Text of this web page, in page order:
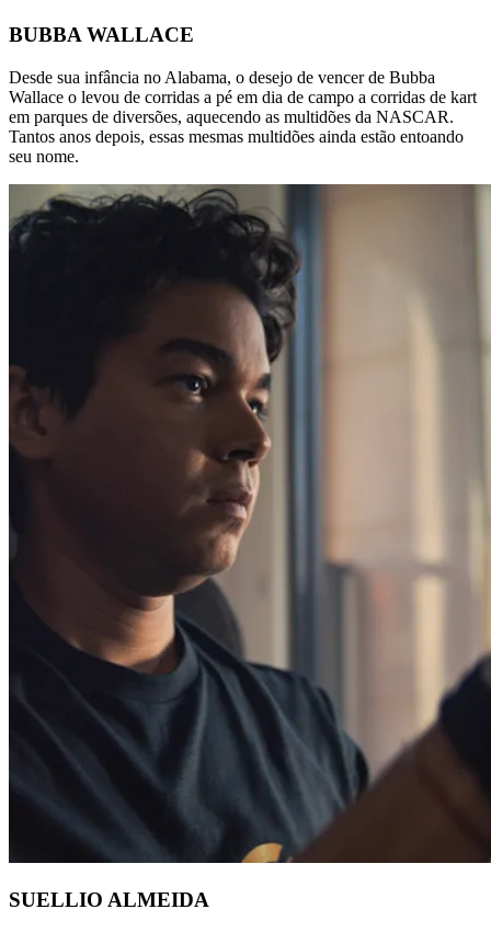
BUBBA WALLACE
Desde sua infância no Alabama, o desejo de vencer de Bubba
Wallace o levou de corridas a pé em dia de campo a corridas de kart
em parques de diversões, aquecendo as multidões da NASCAR.
Tantos anos depois, essas mesmas multidões ainda estão entoando
seu nome.
SUELLIO ALMEIDA